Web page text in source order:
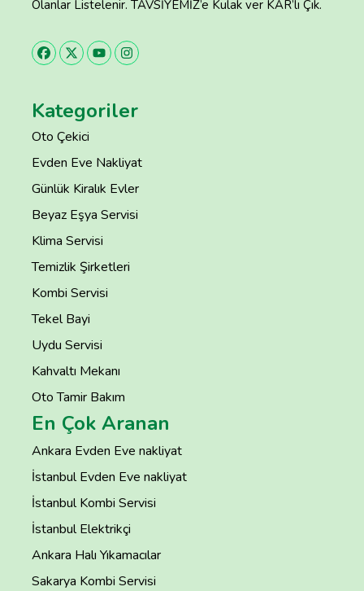
Olanlar Listelenir. TAVSİYEMİZ’e Kulak ver KAR’lı Çık.
Kategoriler
Oto Çekici
Evden Eve Nakliyat
Günlük Kiralık Evler
Beyaz Eşya Servisi
Klima Servisi
Temizlik Şirketleri
Kombi Servisi
Tekel Bayi
Uydu Servisi
Kahvaltı Mekanı
Oto Tamir Bakım
En Çok Aranan
Ankara Evden Eve nakliyat
İstanbul Evden Eve nakliyat
İstanbul Kombi Servisi
İstanbul Elektrikçi
Ankara Halı Yıkamacılar
Sakarya Kombi Servisi